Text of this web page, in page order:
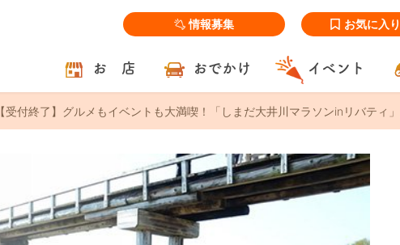
情報募集 お気に入
お 店 おでかけ イベント
【受付終了】グルメもイベントも大満喫！「しまだ大井川マラソンinリバティ